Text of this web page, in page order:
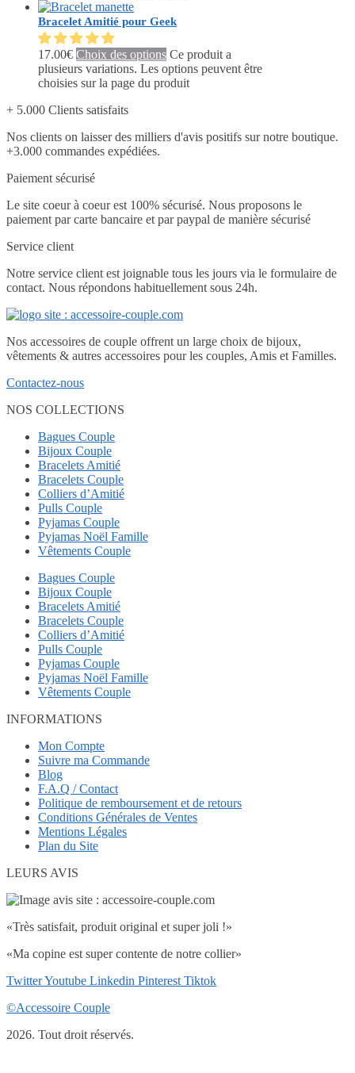
Bracelet Amitié pour Geek
17.00€ Choix des options Ce produit a
plusieurs variations. Les options peuvent être
choisies sur la page du produit
+ 5.000 Clients satisfaits
Nos clients on laisser des milliers d'avis positifs sur notre boutique.
+3.000 commandes expédiées.
Paiement sécurisé
Le site coeur à coeur est 100% sécurisé. Nous proposons le
paiement par carte bancaire et par paypal de manière sécurisé
Service client
Notre service client est joignable tous les jours via le formulaire de
contact. Nous répondons habituellement sous 24h.
Nos accessoires de couple offrent un large choix de bijoux,
vêtements & autres accessoires pour les couples, Amis et Familles.
Contactez-nous
NOS COLLECTIONS
Bagues Couple
Bijoux Couple
Bracelets Amitié
Bracelets Couple
Colliers d’Amitié
Pulls Couple
Pyjamas Couple
Pyjamas Noël Famille
Vêtements Couple
Bagues Couple
Bijoux Couple
Bracelets Amitié
Bracelets Couple
Colliers d’Amitié
Pulls Couple
Pyjamas Couple
Pyjamas Noël Famille
Vêtements Couple
INFORMATIONS
Mon Compte
Suivre ma Commande
Blog
F.A.Q / Contact
Politique de remboursement et de retours
Conditions Générales de Ventes
Mentions Légales
Plan du Site
LEURS AVIS
«Très satisfait, produit original et super joli !»
«Ma copine est super contente de notre collier»
TwitterYoutube Linkedin Pinterest Tiktok
©Accessoire Couple
2026. Tout droit réservés.